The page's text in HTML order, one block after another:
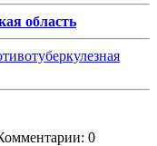
область
0